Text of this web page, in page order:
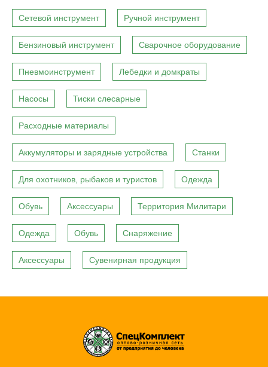
Сетевой инструмент Ручной инструмент
Бензиновый инструмент Сварочное оборудование
Пневмоинструмент Лебедки и домкраты
Насосы Тиски слесарные
Расходные материалы
Аккумуляторы и зарядные устройства Станки
Для охотников, рыбаков и туристов Одежда
Обувь Аксессуары Территория Милитари
Одежда Обувь Снаряжение
Аксессуары Сувенирная продукция